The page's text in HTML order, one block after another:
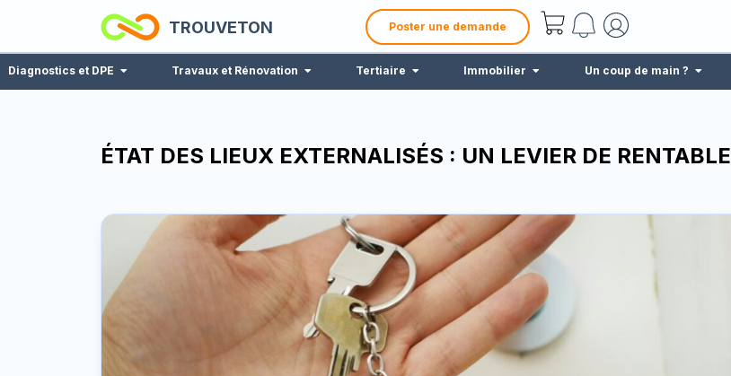
TROUVETON Poster une demande
Diagnostics et DPE Travaux et Rénovation Tertiaire Immobilier Un coup de main ?
ÉTAT DES LIEUX EXTERNALISÉS : UN LEVIER DE RENTABLE